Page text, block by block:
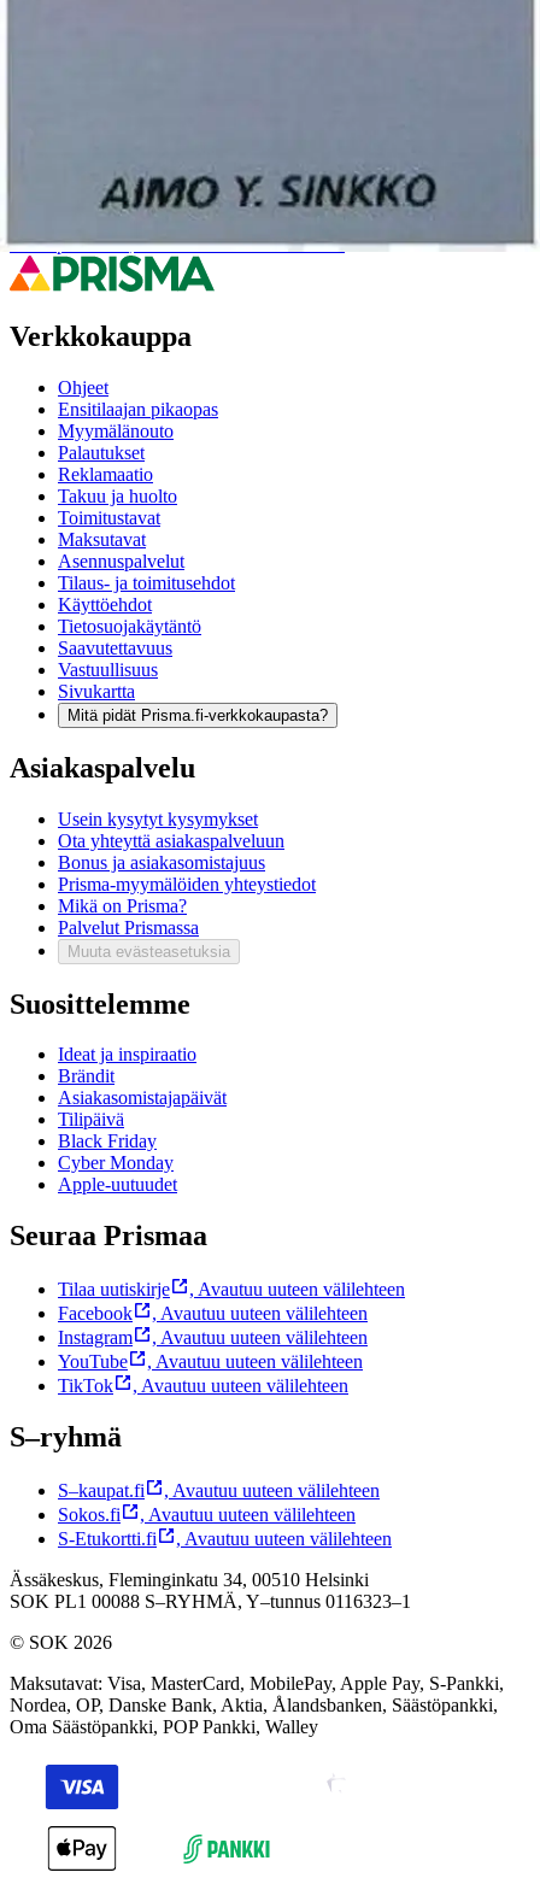
Ovatko tuotetiedot riittävät? Jos tuotetiedoissa on puutteita tai niitä
voisi muuten parantaa, anna palautetta.
Anna palautetta,Avautuu uuteen välilehteen
Verkkokauppa
Ohjeet
Ensitilaajan pikaopas
Myymälänouto
Palautukset
Reklamaatio
Takuu ja huolto
Toimitustavat
Maksutavat
Asennuspalvelut
Tilaus- ja toimitusehdot
Käyttöehdot
Tietosuojakäytäntö
Saavutettavuus
Vastuullisuus
Sivukartta
Mitä pidät Prisma.fi-verkkokaupasta?
Asiakaspalvelu
Usein kysytyt kysymykset
Ota yhteyttä asiakaspalveluun
Bonus ja asiakasomistajuus
Prisma-myymälöiden yhteystiedot
Mikä on Prisma?
Palvelut Prismassa
Muuta evästeasetuksia
Suosittelemme
Ideat ja inspiraatio
Brändit
Asiakasomistajapäivät
Tilipäivä
Black Friday
Cyber Monday
Apple-uutuudet
Seuraa Prismaa
Tilaa uutiskirje , Avautuu uuteen välilehteen
Facebook
, Avautuu uuteen välilehteen
Instagram
, Avautuu uuteen välilehteen
YouTube
, Avautuu uuteen välilehteen
TikTok
, Avautuu uuteen välilehteen
S–ryhmä
S–kaupat.fi , Avautuu uuteen välilehteen
Sokos.fi
, Avautuu uuteen välilehteen
S-Etukortti.fi
, Avautuu uuteen välilehteen
Ässäkeskus, Fleminginkatu 34, 00510 Helsinki
SOK PL1 00088 S–RYHMÄ, Y–tunnus 0116323–1
© SOK 2026
Maksutavat: Visa, MasterCard, MobilePay, Apple Pay, S-Pankki,
Nordea, OP, Danske Bank, Aktia, Ålandsbanken, Säästöpankki,
Oma Säästöpankki, POP Pankki, Walley